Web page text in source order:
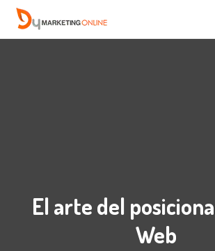
El arte del
Web